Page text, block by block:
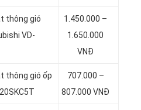
thông gió
VD-
1.450.000 –
1.650.000
VNĐ
thông gió ốp
707.000 –
807.000 VNĐ